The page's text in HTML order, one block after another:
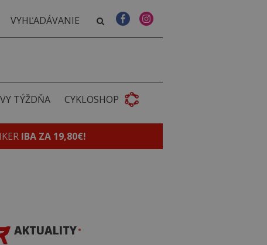
TÝŽDŇA CYKLOSHOP
IBA ZA 19,80€!
AKTUALITY